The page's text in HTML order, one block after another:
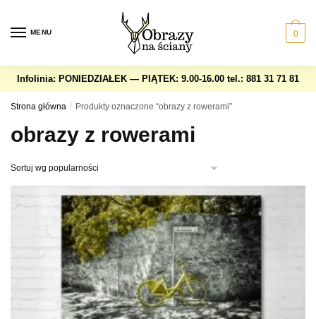
navigation
content
MENU 0
Infolinia: PONIEDZIAŁEK — PIĄTEK: 9.00-16.00 tel.: 881 31 71 81
Strona główna / Produkty oznaczone “obrazy z rowerami”
obrazy z rowerami